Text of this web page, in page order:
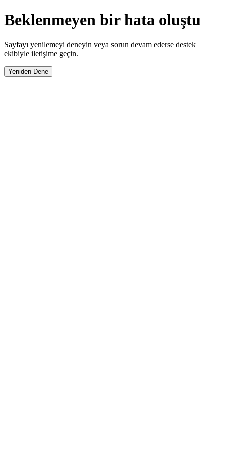
Beklenmeyen bir hata oluştu
Sayfayı yenilemeyi deneyin veya sorun devam ederse destek
ekibiyle iletişime geçin.
Yeniden Dene